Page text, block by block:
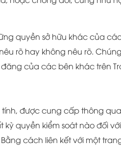
quyền sở hữu khác của
rõ hay không nêu rõ.
của các bên khác trên
được cung cấp thông
kỳ quyền kiểm soát nào đối
cách liên kết với một